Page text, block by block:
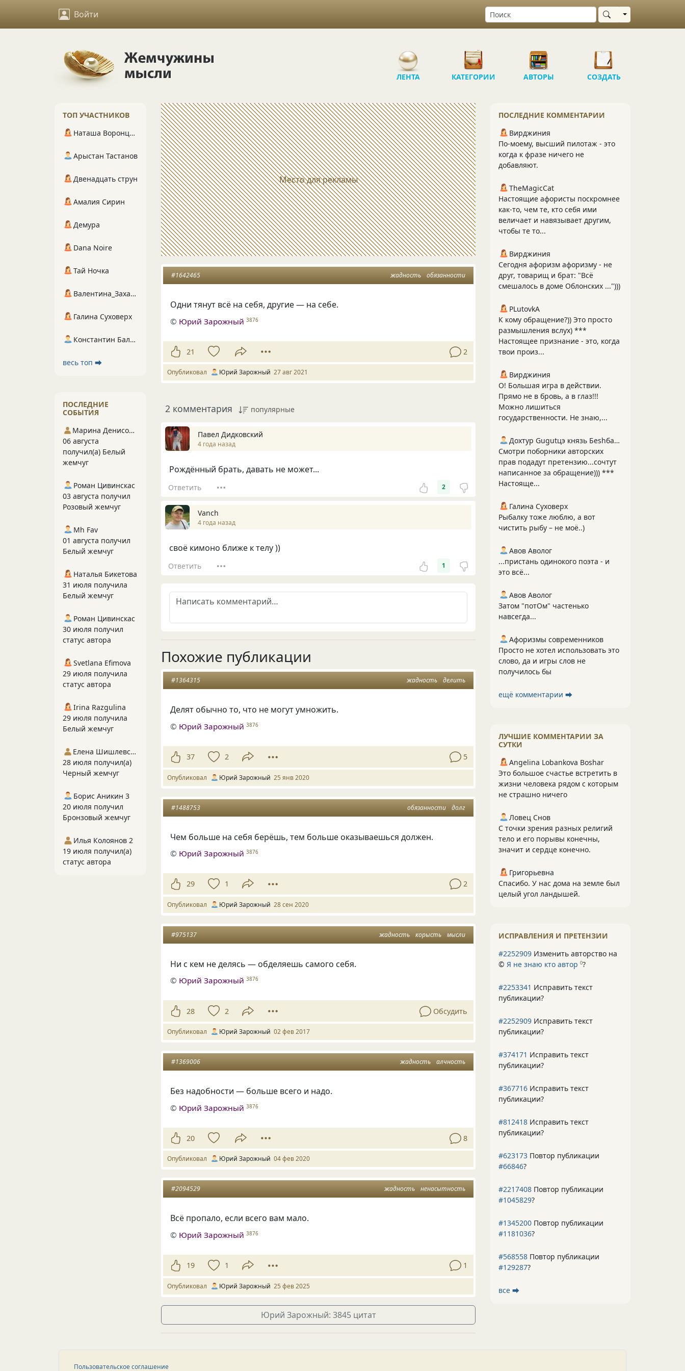
Войти Выбрать область
ЛЕНТА КАТЕГОРИИ АВТОРЫ СОЗДАТЬ
Место для рекламы
жадность обязанности
#1642465
Одни тянут всё на себя, другие — на себе.
© Юрий Зарожный 3876
21 2
Опубликовал Юрий Зарожный 27 авг 2021
2 комментария популярные
Павел Дидковский
4 года назад
Рождённый брать, давать не может...
Ответить 2
Vanch
4 года назад
своё кимоно ближе к телу ))
Ответить 1
Похожие публикации
жадность делить
#1364315
Делят обычно то, что не могут умножить.
© Юрий Зарожный 3876
37 2 5
Опубликовал Юрий Зарожный 25 янв 2020
обязанности долг
#1488753
Чем больше на себя берёшь, тем больше оказываешься должен.
© Юрий Зарожный 3876
29 1 2
Опубликовал Юрий Зарожный 28 сен 2020
жадность корысть мысли
#975137
Ни с кем не делясь — обделяешь самого себя.
© Юрий Зарожный 3876
28 2 Обсудить
Опубликовал Юрий Зарожный 02 фев 2017
жадность алчность
#1369006
Без надобности — больше всего и надо.
© Юрий Зарожный 3876
20 8
Опубликовал Юрий Зарожный 04 фев 2020
жадность ненасытность
#2094529
Всё пропало, если всего вам мало.
© Юрий Зарожный 3876
19 1 1
Опубликовал Юрий Зарожный 25 фев 2025
Юрий Зарожный: 3845 цитат
ПОСЛЕДНИЕ КОММЕНТАРИИ
Вирджиния
По-моему, высший пилотаж - это
когда к фразе ничего не
добавляют.
TheMagicCat
Настоящие афористы поскромнее
как-то, чем те, кто себя ими
величает и навязывает другим,
чтобы те то...
Вирджиния
Сегодня афоризм афоризму - не
друг, товарищ и брат: "Всё
смешалось в доме Облонских ...")))
PLutоvkА
К кому обращение?)) Это просто
размышления вслух) ***
Настоящее признание - это, когда
твои произ...
Вирджиния
О! Большая игра в действии.
Прямо не в бровь, а в глаз!!!
Можно лишиться
государственности. Не знаю,...
Дохтур Gugutцэ князь Беshбармакоff
Смотри поборники авторских
прав подадут претензию...сочтут
написанное за обращение))) ***
Настояще...
Галина Суховерх
Рыбалку тоже люблю, а вот
чистить рыбу – не моё..)
Авов Аволог
...пристань одинокого поэта - и
это всё...
Авов Аволог
Затом "потОм" частенько
навсегда...
Афоризмы современников
Просто не хотел использовать это
слово, да и игры слов не
получилось бы
ещё комментарии ⮕
ЛУЧШИЕ КОММЕНТАРИИ ЗА
СУТКИ
Angelina Lobankova Boshar
Это большое счастье встретить в
жизни человека рядом с которым
не страшно ничего
Ловец Снов
С точки зрения разных религий
тело и его порывы конечны,
значит и сердце конечно.
Григорьевна
Спасибо. У нас дома на земле был
целый угол ландышей.
ИСПРАВЛЕНИЯ И ПРЕТЕНЗИИ
#2252909 Изменить авторство на
© Я не знаю кто автор 0?
#2253341 Исправить текст
публикации?
#2252909 Исправить текст
публикации?
#374171 Исправить текст
публикации?
#367716 Исправить текст
публикации?
#812418 Исправить текст
публикации?
#623173 Повтор публикации
#66846?
#2217408 Повтор публикации
#1045829?
#1345200 Повтор публикации
#1181036?
#568558 Повтор публикации
#129287?
все ⮕
ТОП УЧАСТНИКОВ
Наташа Воронцова
Арыстан Тастанов
Двенадцать струн
Амалия Сирин
Демура
Dana Noire
Тай Ночка
Валентина_Захарова
Галина Суховерх
Константин Балухта
весь топ ⮕
ПОСЛЕДНИЕ
СОБЫТИЯ
Марина Денисова 5
06 августа
получил(а) Белый
жемчуг
Роман Цивинскас
03 августа получил
Розовый жемчуг
Mh Fav
01 августа получил
Белый жемчуг
Наталья Бикетова
31 июля получила
Белый жемчуг
Роман Цивинскас
30 июля получил
статус автора
Svetlana Efimova
29 июля получила
статус автора
Irina Razgulina
29 июля получила
Белый жемчуг
Елена Шишлевская
28 июля получил(а)
Черный жемчуг
Борис Аникин 3
20 июля получил
Бронзовый жемчуг
Илья Колоянов 2
19 июля получил(а)
статус автора
Пользовательское соглашение